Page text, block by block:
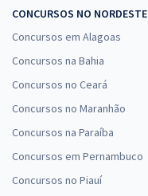
CONCURSOS NO NORDESTE
Concursos em Alagoas
Concursos na Bahia
Concursos no Ceará
Concursos no Maranhão
Concursos na Paraíba
Concursos em Pernambuco
Concursos no Piauí